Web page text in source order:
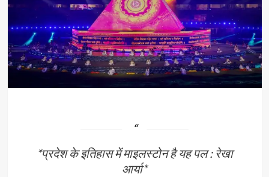
*प्रदेश के इतिहास में माइलस्टोन है यह पल : रेखा
आर्या*